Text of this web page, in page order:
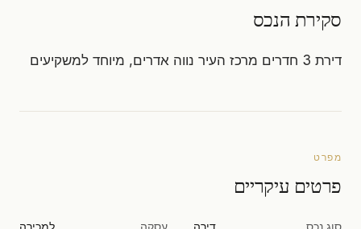
סקירת הנכס
דירת 3 חדרים מרכז העיר נווה אדרים, מיוחד למשקיעים
מפרט
פרטים עיקריים